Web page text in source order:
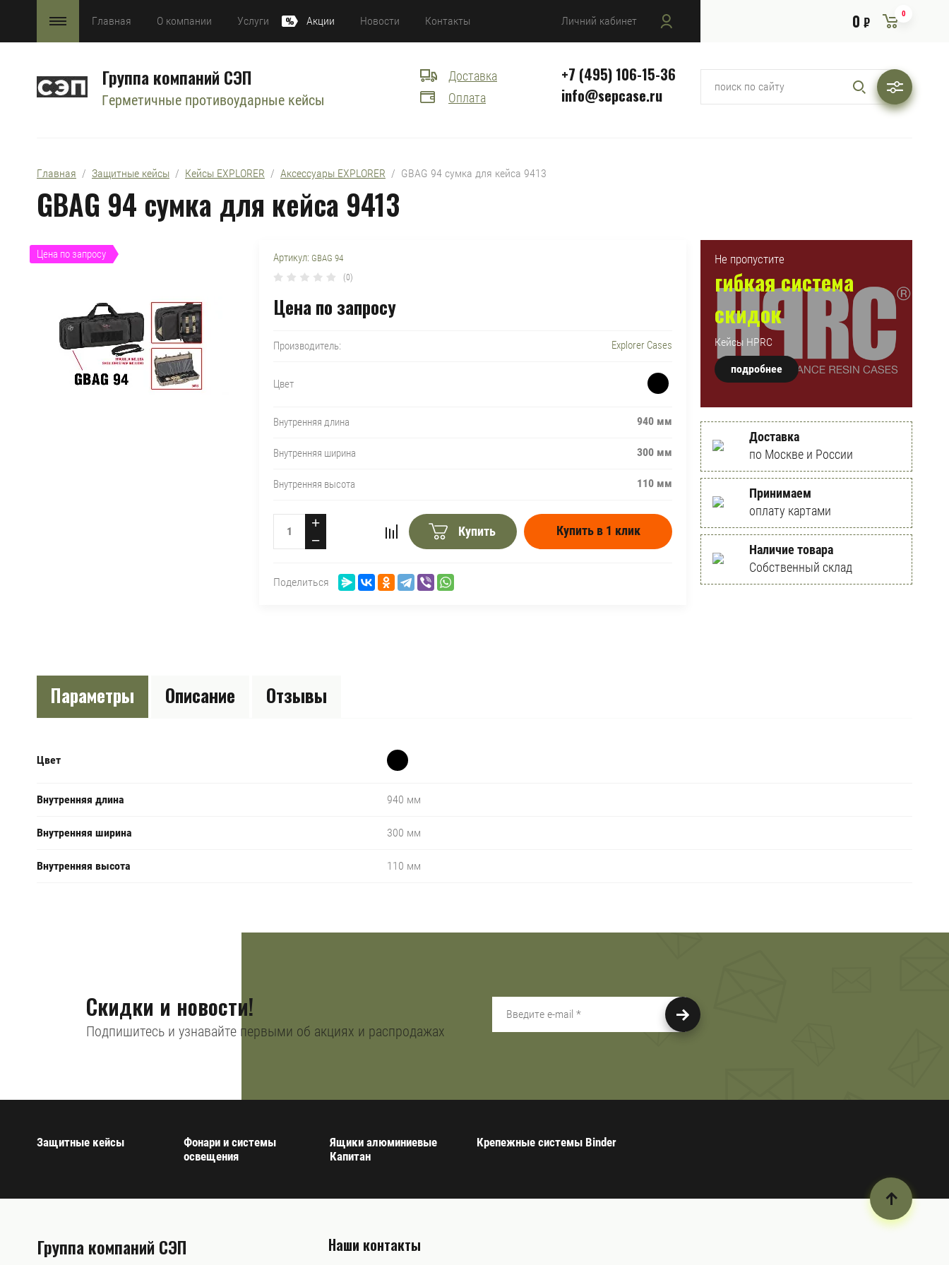
Главная О компании Услуги Акции Новости Контакты Личний кабинет 0 ₽
0
Группа компаний СЭП
Герметичные противоударные кейсы
Доставка
Оплата
+7 (495) 106-15-36
info@sepcase.ru
Главная
  /
Защитные кейсы
  /
Кейсы EXPLORER
  /
Аксессуары EXPLORER
  /  GBAG 94 сумка для кейса 9413
GBAG 94 сумка для кейса 9413
Цена по запросу Артикул: GBAG 94
(0)
Цена по запросу
Производитель: Explorer Cases
Цвет
Внутренняя длина 940 мм
Внутренняя ширина 300 мм
Внутренняя высота 110 мм
+
−
Купить Купить в 1 клик
Поделиться
Не пропустите
гибкая система
скидок
Кейсы HPRC
подробнее
Доставка
по Москве и России
Принимаем
оплату картами
Наличие товара
Собственный склад
Параметры Описание Отзывы
Цвет
Внутренняя длина 940 мм
Внутренняя ширина 300 мм
Внутренняя высота 110 мм
Скидки и новости!
Подпишитесь и узнавайте первыми об акциях и распродажах
Защитные кейсы
Фонари и системы
освещения
Ящики алюминиевые
Капитан
Крепежные системы Binder
Группа компаний СЭП Наши контакты